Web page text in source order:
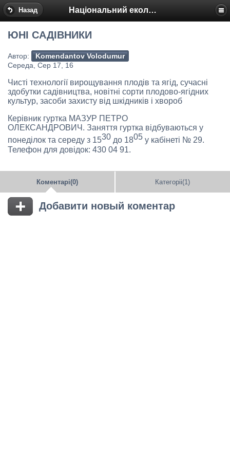
Назад Національний еколого-натуралістичний центр
ЮНІ САДІВНИКИ
Автор:
Komendantov Volodumur
Середа, Сер 17, 16
Чисті технології вирощування плодів та ягід, сучасні
здобутки садівництва, новітні сорти плодово-ягідних
культур, засоби захисту від шкідників і хвороб
Керівник гуртка МАЗУР ПЕТРО
ОЛЕКСАНДРОВИЧ. Заняття гуртка відбуваються у
понеділок та середу з 1530 до 1805 у кабінеті № 29.
Телефон для довідок: 430 04 91.
Коментарі(0) Категоріі(1)
Добавити новый коментар